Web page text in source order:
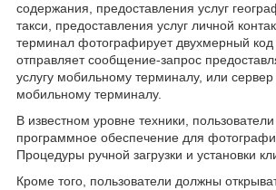
содержания, предоставления услуг
такси, предоставления услуг личной
терминал фотографирует двухмерный
отправляет сообщение-запрос
услугу мобильному терминалу, или
мобильному терминалу.
В известном уровне техники,
программное обеспечение для
Процедуры ручной загрузки и установки
Кроме того, пользователи должны